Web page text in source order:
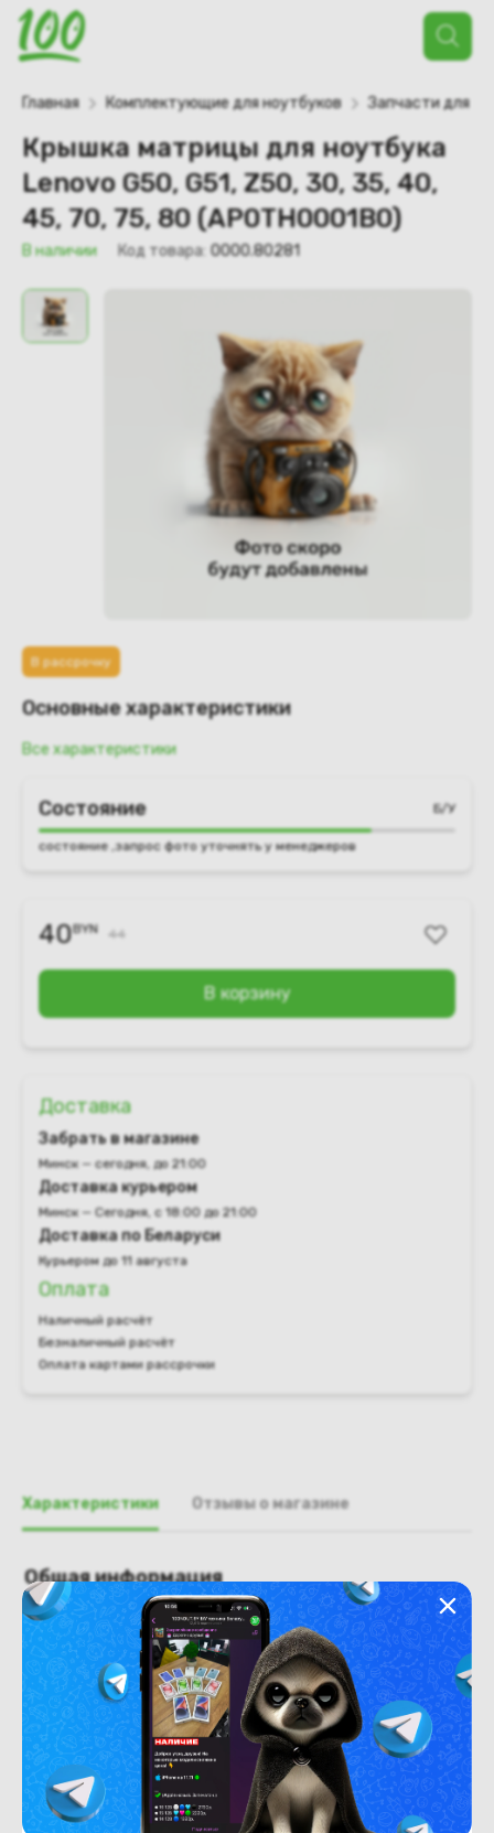
Поиск
товаров
Главная Комплектующие для ноутбуков Запчасти для
Крышка матрицы для ноутбука
Lenovo G50, G51, Z50, 30, 35, 40,
45, 70, 75, 80 (AP0TH0001B0)
В наличии Код товара: 0000.80281
В рассрочку
Основные характеристики
Все характеристики
Состояние Б/У
состояние ,запрос фото уточнять у менеджеров
40BYN 44
В корзину
Доставка
Забрать в магазине
Минск — сегодня, до 21:00
Доставка курьером
Минск — Сегодня, с 18:00 до 21:00
Доставка по Беларуси
Курьером до 11 августа
Оплата
Наличный расчёт
Безналичный расчёт
Оплата картами рассрочки
Характеристики Отзывы о магазине
Общая информация
Производитель
Lenovo
Тип товара
Крышка матрицы
Состояние
Недостатки
состояние ,запрос фото
уточнять у менеджеров
Состояние
Б/У
Внешний вид
состояние ,запрос фото